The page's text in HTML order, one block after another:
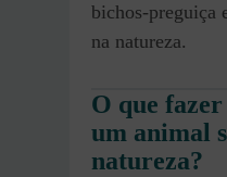
bichos-preguiça
na natureza.
O que
um animal
natureza?